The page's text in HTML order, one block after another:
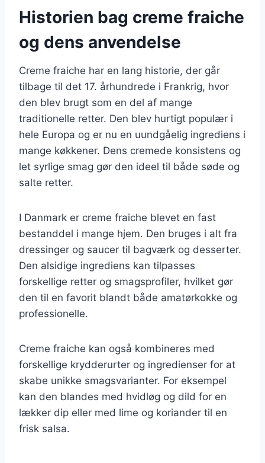
Historien bag creme fraiche
og dens anvendelse
Creme fraiche har en lang historie, der går
tilbage til det 17. århundrede i Frankrig, hvor
den blev brugt som en del af mange
traditionelle retter. Den blev hurtigt populær i
hele Europa og er nu en uundgåelig ingrediens i
mange køkkener. Dens cremede konsistens og
let syrlige smag gør den ideel til både søde og
salte retter.
I Danmark er creme fraiche blevet en fast
bestanddel i mange hjem. Den bruges i alt fra
dressinger og saucer til bagværk og desserter.
Den alsidige ingrediens kan tilpasses
forskellige retter og smagsprofiler, hvilket gør
den til en favorit blandt både amatørkokke og
professionelle.
Creme fraiche kan også kombineres med
forskellige krydderurter og ingredienser for at
skabe unikke smagsvarianter. For eksempel
kan den blandes med hvidløg og dild for en
lækker dip eller med lime og koriander til en
frisk salsa.